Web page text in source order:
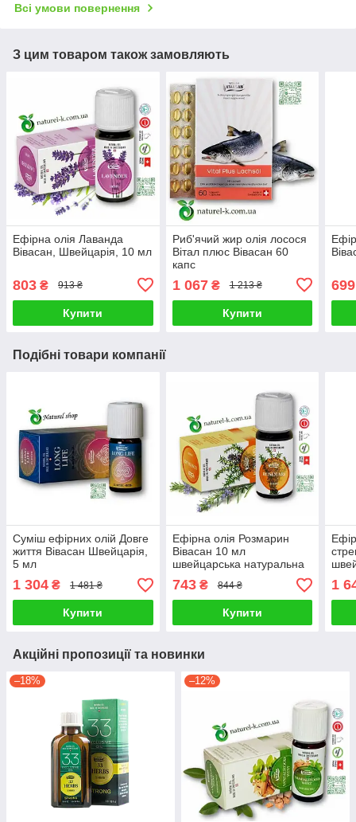
Всі умови повернення
З цим товаром також замовляють
Ефірна олія Лаванда
Вівасан, Швейцарія, 10 мл
803 ₴ 913 ₴
Купити
Риб'ячий жир олія лосося
Вітал плюс Вівасан 60
капс
1 067₴ 1 213 ₴
Купити
699
Подібні товари компанії
Суміш ефірних олій Довге
життя Вівасан Швейцарія,
5 мл
1 304 ₴ 1 481 ₴
Купити
Ефірна олія Розмарин
Вівасан 10 мл
швейцарська натуральна
743₴ 844 ₴
Купити
1
Акційні пропозиції та новинки
–18% –12%